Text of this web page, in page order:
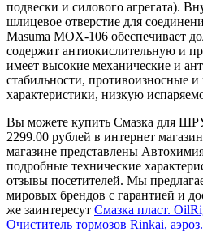
подвески и силового агрегата).
шлицевое отверстие для
Masuma MOX-106 обеспечивает
содержит антиокислительную и
имеет высокие механические и
стабильности, противоизносные
характеристики, низкую
Вы можете купить Смазка для
2299.00 рублей в интернет
магазине представлены
подробные технические
отзывы посетителей. Мы
мировых брендов с гарантией и
же заинтересут Смазка пласт.
Очиститель тормозов Rinkai,